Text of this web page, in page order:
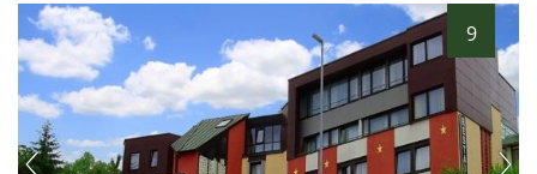
9